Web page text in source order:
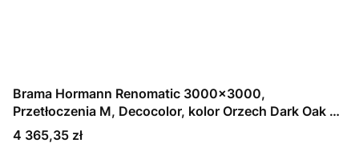
Brama Hormann Renomatic 3000x3000,
Przetłoczenia M, Decocolor, kolor Orzech Dark Oak +
Prowadzenie N
Cena
4 365,35 zł